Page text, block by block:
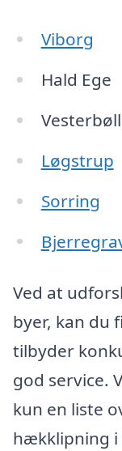
Viborg
Hald Ege
Løgstrup
Sorring
Ved at
byer, kan du
tilbyder
god service.
kun en liste
hækklipning i